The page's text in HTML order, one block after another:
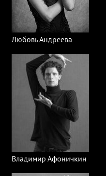
Любовь Андреева
Владимир Афоничкин